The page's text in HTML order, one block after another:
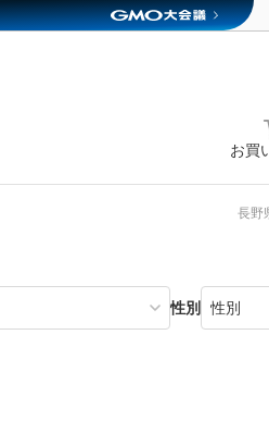
お買
長野
性別